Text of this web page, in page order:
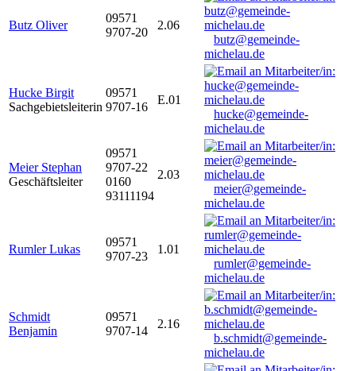
Butz Oliver
09571
9707-20
2.06
butz@gemeinde-
michelau.de
Hucke Birgit
Sachgebietsleiterin
09571
9707-16
E.01
hucke@gemeinde-
michelau.de
Meier Stephan
Geschäftsleiter
09571
9707-22
0160
93111194
2.03
meier@gemeinde-
michelau.de
Rumler Lukas
09571
9707-23
1.01
rumler@gemeinde-
michelau.de
Schmidt
Benjamin
09571
9707-14
2.16
b.schmidt@gemeinde-
michelau.de